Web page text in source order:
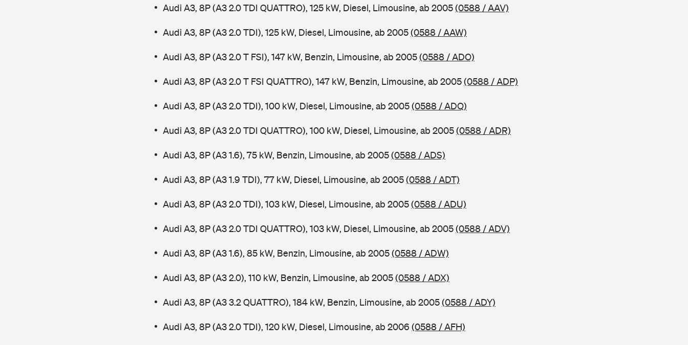
Audi A3, 8P (A3 2.0 TDI QUATTRO), 125 kW, Diesel, Limousine, ab 2005(0588 / AAV)
Audi A3, 8P (A3 2.0 TDI), 125 kW, Diesel, Limousine, ab 2005(0588 / AAW)
Audi A3, 8P (A3 2.0 T FSI), 147 kW, Benzin, Limousine, ab 2005(0588 / ADO)
Audi A3, 8P (A3 2.0 T FSI QUATTRO), 147 kW, Benzin, Limousine, ab 2005(0588 / ADP)
Audi A3, 8P (A3 2.0 TDI), 100 kW, Diesel, Limousine, ab 2005(0588 / ADQ)
Audi A3, 8P (A3 2.0 TDI QUATTRO), 100 kW, Diesel, Limousine, ab 2005(0588 / ADR)
Audi A3, 8P (A3 1.6), 75 kW, Benzin, Limousine, ab 2005(0588 / ADS)
Audi A3, 8P (A3 1.9 TDI), 77 kW, Diesel, Limousine, ab 2005(0588 / ADT)
Audi A3, 8P (A3 2.0 TDI), 103 kW, Diesel, Limousine, ab 2005(0588 / ADU)
Audi A3, 8P (A3 2.0 TDI QUATTRO), 103 kW, Diesel, Limousine, ab 2005(0588 / ADV)
Audi A3, 8P (A3 1.6), 85 kW, Benzin, Limousine, ab 2005(0588 / ADW)
Audi A3, 8P (A3 2.0), 110 kW, Benzin, Limousine, ab 2005(0588 / ADX)
Audi A3, 8P (A3 3.2 QUATTRO), 184 kW, Benzin, Limousine, ab 2005(0588 / ADY)
Audi A3, 8P (A3 2.0 TDI), 120 kW, Diesel, Limousine, ab 2006 (0588 / AFH)